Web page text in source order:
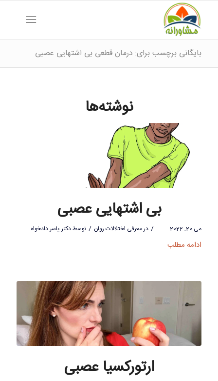
بایگانی برچسب برای: درمان قطعی بی اشتهایی عصبی
نوشته‌ها
بی اشتهایی عصبی
می 20, 2022 / درمعرفی اختلالات روان / توسطدکتر یاسر دادخواه
ادامه مطلب
ارتورکسیا عصبی